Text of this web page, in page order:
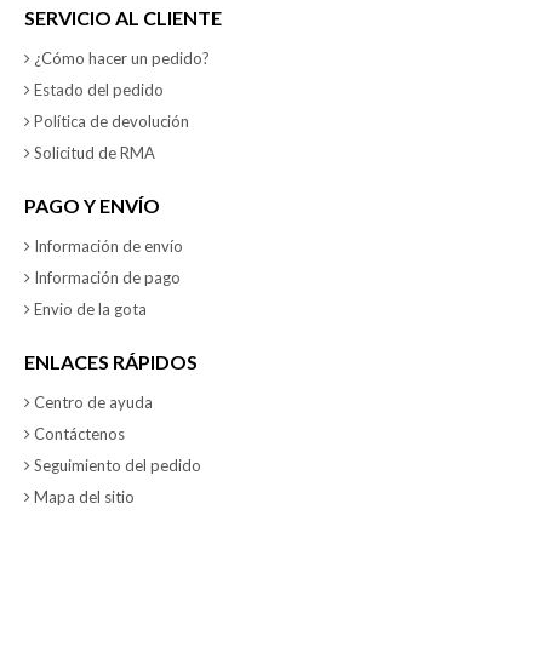
SERVICIO AL CLIENTE
¿Cómo hacer un pedido?
Estado del pedido
Política de devolución
Solicitud de RMA
PAGO Y ENVÍO
Información de envío
Información de pago
Envio de la gota
ENLACES RÁPIDOS
Centro de ayuda
Contáctenos
Seguimiento del pedido
Mapa del sitio